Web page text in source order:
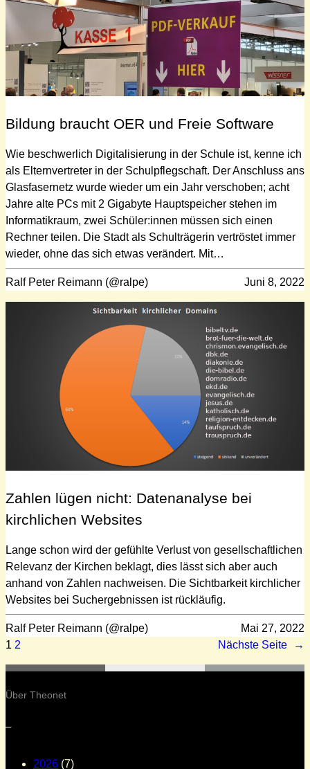
Bildung braucht OER und Freie Software
Wie beschwerlich Digitalisierung in der Schule ist, kenne ich
als Elternvertreter in der Schulpflegschaft. Der Anschluss ans
Glasfasernetz wurde wieder um ein Jahr verschoben; acht
Jahre alte PCs mit 2 Gigabyte Hauptspeicher stehen im
Informatikraum, zwei Schüler:innen müssen sich einen
Rechner teilen. Die Stadt als Schulträgerin vertröstet immer
wieder, ohne das sich etwas verändert. Mit…
Ralf Peter Reimann (@ralpe) Juni 8, 2022
Zahlen lügen nicht: Datenanalyse bei
kirchlichen Websites
Lange schon wird der gefühlte Verlust von gesellschaftlichen
Relevanz der Kirchen beklagt, dies lässt sich aber auch
anhand von Zahlen nachweisen. Die Sichtbarkeit kirchlicher
Websites bei Suchergebnissen ist rückläufig.
Ralf Peter Reimann (@ralpe)
Mai 27, 2022
1 2 Nächste Seite →
Über Theonet
–
2026 (7)